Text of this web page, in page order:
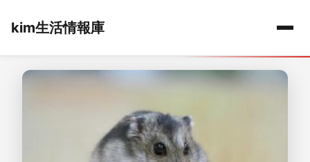
kim生活情報庫